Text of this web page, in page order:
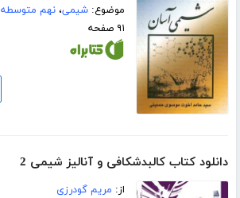
موضوع:شیمی،نهم متوسطه
۹۱ صفحه
دانلود کتاب کالبدشکافی و آنالیز شیمی 2
از: مریم گودرزی